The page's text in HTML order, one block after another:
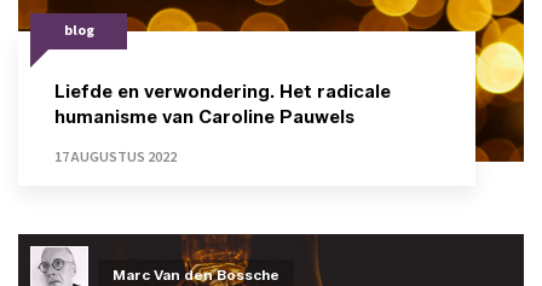
blog
Liefde en verwondering. Het radicale
humanisme van Caroline Pauwels
17 AUGUSTUS 2022
Marc Van den Bossche